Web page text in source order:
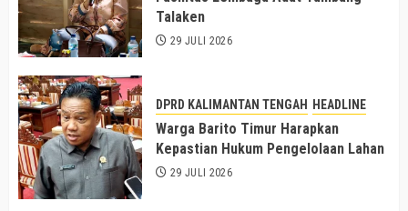
Talaken
29 JULI 2026
DPRD KALIMANTAN TENGAH HEADLINE
Warga Barito Timur Harapkan
Kepastian Hukum Pengelolaan Lahan
29 JULI 2026